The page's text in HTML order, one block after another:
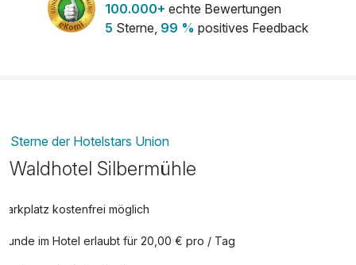
100.000+ echte Bewertungen
5 Sterne, 99 % positives Feedback
Sterne der Hotelstars Union
Waldhotel Silbermühle
Parkplatz kostenfrei möglich
Hunde im Hotel erlaubt für 20,00 € pro / Tag